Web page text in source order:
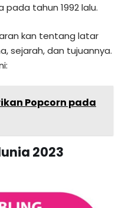
tahun 1992 lalu.
kan tentang latar
sejarah, dan tujuannya.
Popcorn pada
2023